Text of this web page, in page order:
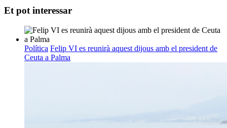
Et pot interessar
Política Felip VI es reunirà aquest dijous amb el president de
Ceuta a Palma